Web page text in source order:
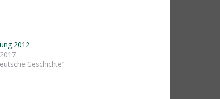
2012
Geschichte"